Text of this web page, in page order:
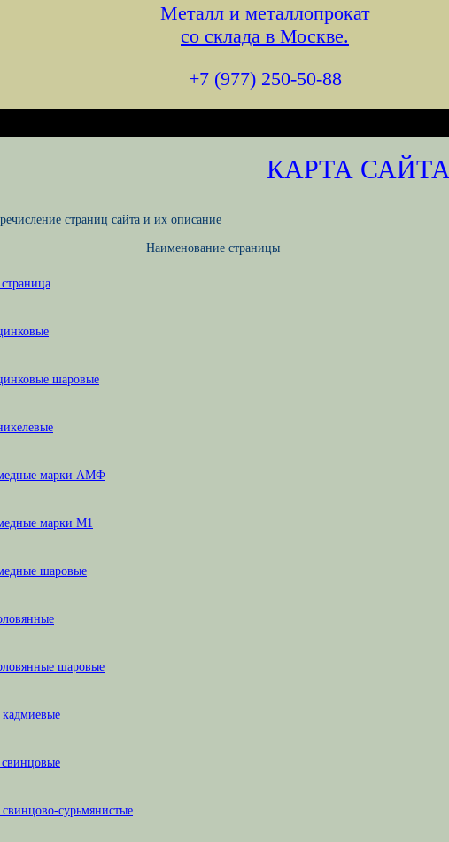
Металл и металлопрокат
со склада в Москве.
+7 (977) 250-50-88
КАРТА САЙТА
страниц сайта и их опиcание
Наименование страницы
шаровые
марки АМФ
марки М1
шаровые
шаровые
сурьмянистые